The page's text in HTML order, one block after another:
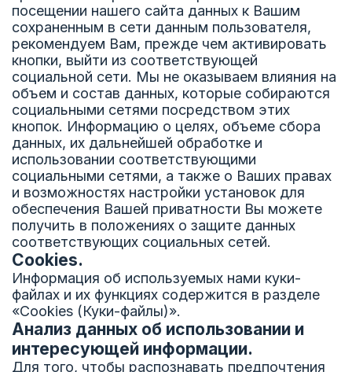
посещении нашего сайта данных к Вашим
сохраненным в сети данным пользователя,
рекомендуем Вам, прежде чем активировать
кнопки, выйти из соответствующей
социальной сети. Мы не оказываем влияния на
объем и состав данных, которые собираются
социальными сетями посредством этих
кнопок. Информацию о целях, объеме сбора
данных, их дальнейшей обработке и
использовании соответствующими
социальными сетями, а также о Ваших правах
и возможностях настройки установок для
обеспечения Вашей приватности Вы можете
получить в положениях о защите данных
соответствующих социальных сетей.
Cookies.
Информация об используемых нами куки-
файлах и их функциях содержится в разделе
«Cookies (Куки-файлы)».
Анализ данных об использовании и
интересующей информации.
Для того, чтобы распознавать предпочтения